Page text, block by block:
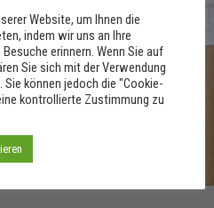
Website, um Ihnen die
indem wir uns an Ihre
erinnern. Wenn Sie auf
Sie sich mit der Verwendung
Sie können jedoch die "Cookie-
kontrollierte Zustimmung zu